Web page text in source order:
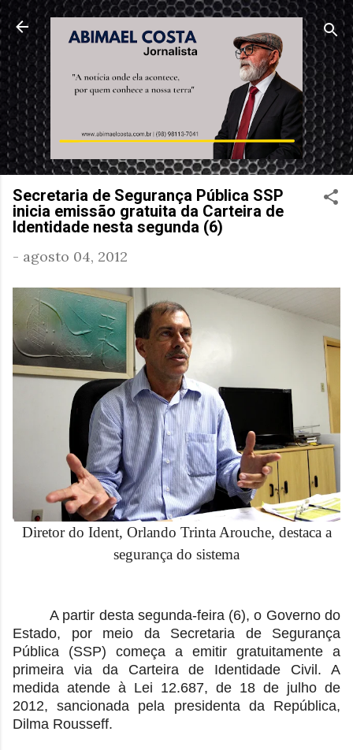
Pular para o conteúdo principal
Secretaria de Segurança Pública SSP
inicia emissão gratuita da Carteira de
Identidade nesta segunda (6)
- agosto 04, 2012
Diretor do Ident, Orlando Trinta Arouche, destaca a
segurança do sistema
A partir desta segunda-feira (6), o Governo do
Estado, por meio da Secretaria de Segurança
Pública (SSP) começa a emitir gratuitamente a
primeira via da Carteira de Identidade Civil. A
medida atende à Lei 12.687, de 18 de julho de
2012, sancionada pela presidenta da República,
Dilma Rousseff.